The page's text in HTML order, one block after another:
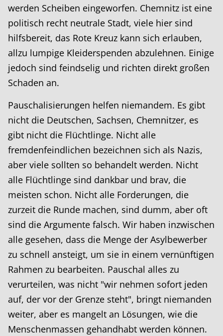
werden Scheiben eingeworfen. Chemnitz ist eine
politisch recht neutrale Stadt, viele hier sind
hilfsbereit, das Rote Kreuz kann sich erlauben,
allzu lumpige Kleiderspenden abzulehnen. Einige
jedoch sind feindselig und richten direkt großen
Schaden an.
Pauschalisierungen helfen niemandem. Es gibt
nicht die Deutschen, Sachsen, Chemnitzer, es
gibt nicht die Flüchtlinge. Nicht alle
fremdenfeindlichen bezeichnen sich als Nazis,
aber viele sollten so behandelt werden. Nicht
alle Flüchtlinge sind dankbar und brav, die
meisten schon. Nicht alle Forderungen, die
zurzeit die Runde machen, sind dumm, aber oft
sind die Argumente falsch. Wir haben inzwischen
alle gesehen, dass die Menge der Asylbewerber
zu schnell ansteigt, um sie in einem vernünftigen
Rahmen zu bearbeiten. Pauschal alles zu
verurteilen, was nicht "wir nehmen sofort jeden
auf, der vor der Grenze steht", bringt niemanden
weiter, aber es mangelt an Lösungen, wie die
Menschenmassen gehandhabt werden können.